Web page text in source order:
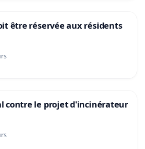
être réservée aux résidents
contre le projet d'incinérateur